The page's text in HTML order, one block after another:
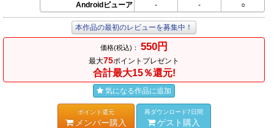
Androidビューア
- - ○
本作品の最初のレビューを募集中！
価格(税込)： 550円
最大75ポイントプレゼント
合計最大15％還元!
気になる作品に追加
ポイント還元
メンバー購入
再ダウンロード7日間
ゲスト購入